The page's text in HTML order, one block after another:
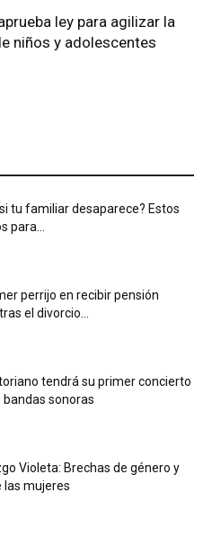
ley para agilizar la
niños y adolescentes
tu familiar desaparece? Estos
para...
perrijo en recibir pensión
el divorcio...
tendrá su primer concierto
sonoras
Violeta: Brechas de género y
las mujeres